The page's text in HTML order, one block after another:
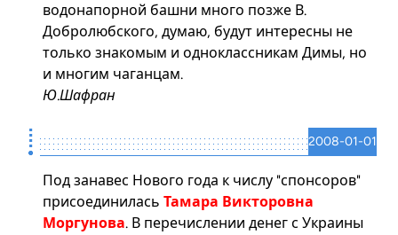
водонапорной башни много позже В.
Добролюбского, думаю, будут интересны не
только знакомым и одноклассникам Димы, но
и многим чаганцам.
Ю.Шафран
2008-01-01
Под занавес Нового года к числу "спонсоров"
присоединилась Тамара Викторовна
Моргунова. В перечислении денег с Украины